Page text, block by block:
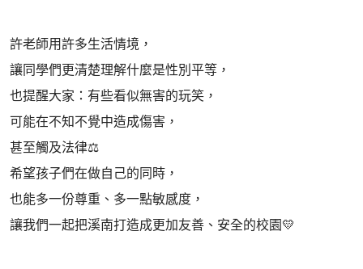
許老師用許多生活情境，
讓同學們更清楚理解什麼是性別平等，
也提醒大家：有些看似無害的玩笑，
可能在不知不覺中造成傷害，
甚至觸及法律⚖️
希望孩子們在做自己的同時，
也能多一份尊重、多一點敏感度，
讓我們一起把溪南打造成更加友善、安全的校園💛